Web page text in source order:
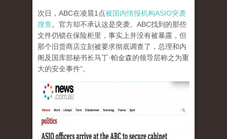
次日，ABC在凌晨1点被国内情报机构ASIO突袭
搜查。官方却不承认这是突袭。ABC找到的那些
文件仍锁在保险柜里，事实上并没有被暴露，但
那个旧货商店立刻被要求彻底调查了，总理和内
阁及国库部秘书长马丁·帕金森的领导层称之为重
大的安全事件”。